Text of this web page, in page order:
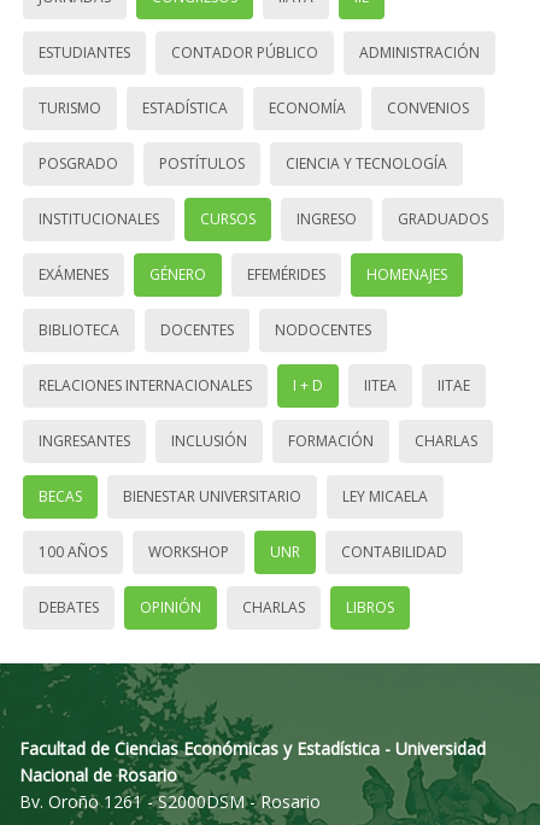
ESTUDIANTES CONTADOR PÚBLICO ADMINISTRACIÓN
TURISMO ESTADÍSTICA ECONOMÍA CONVENIOS
POSGRADO POSTÍTULOS CIENCIA Y TECNOLOGÍA
INSTITUCIONALES CURSOS INGRESO GRADUADOS
EXÁMENES GÉNERO EFEMÉRIDES HOMENAJES
BIBLIOTECA DOCENTES NODOCENTES
RELACIONES INTERNACIONALES I + D IITEA IITAE
INGRESANTES INCLUSIÓN FORMACIÓN CHARLAS
BECAS BIENESTAR UNIVERSITARIO LEY MICAELA
100 AÑOS WORKSHOP UNR CONTABILIDAD
DEBATES OPINIÓN CHARLAS LIBROS
Facultad de Ciencias Económicas y Estadística - Universidad
Nacional de Rosario
Bv. Oroño 1261 - S2000DSM - Rosario